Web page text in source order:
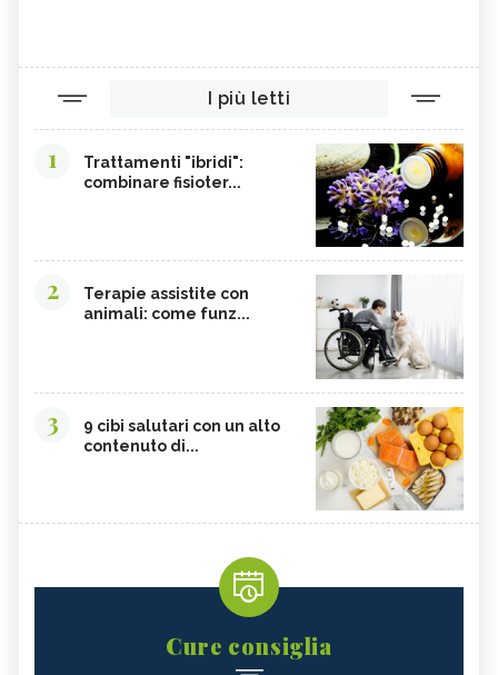
I più letti
1
Trattamenti "ibridi":
combinare fisioter...
2
Terapie assistite con
animali: come funz...
3
9 cibi salutari con un alto
contenuto di...
Cure consiglia